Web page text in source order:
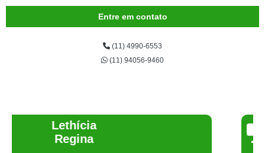
Entre em contato
(11) 4990-6553
(11) 94056-9460
Joelma Lilian